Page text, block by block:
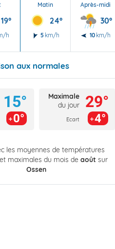
19°
h
Matin
24°
5 km/h
Après-midi
30°
10 km/h
aux normales
15°
0°
Maximale
du jour
Ecart
29°
4°
les moyennes de températures
maximales du mois de août sur
Ossen